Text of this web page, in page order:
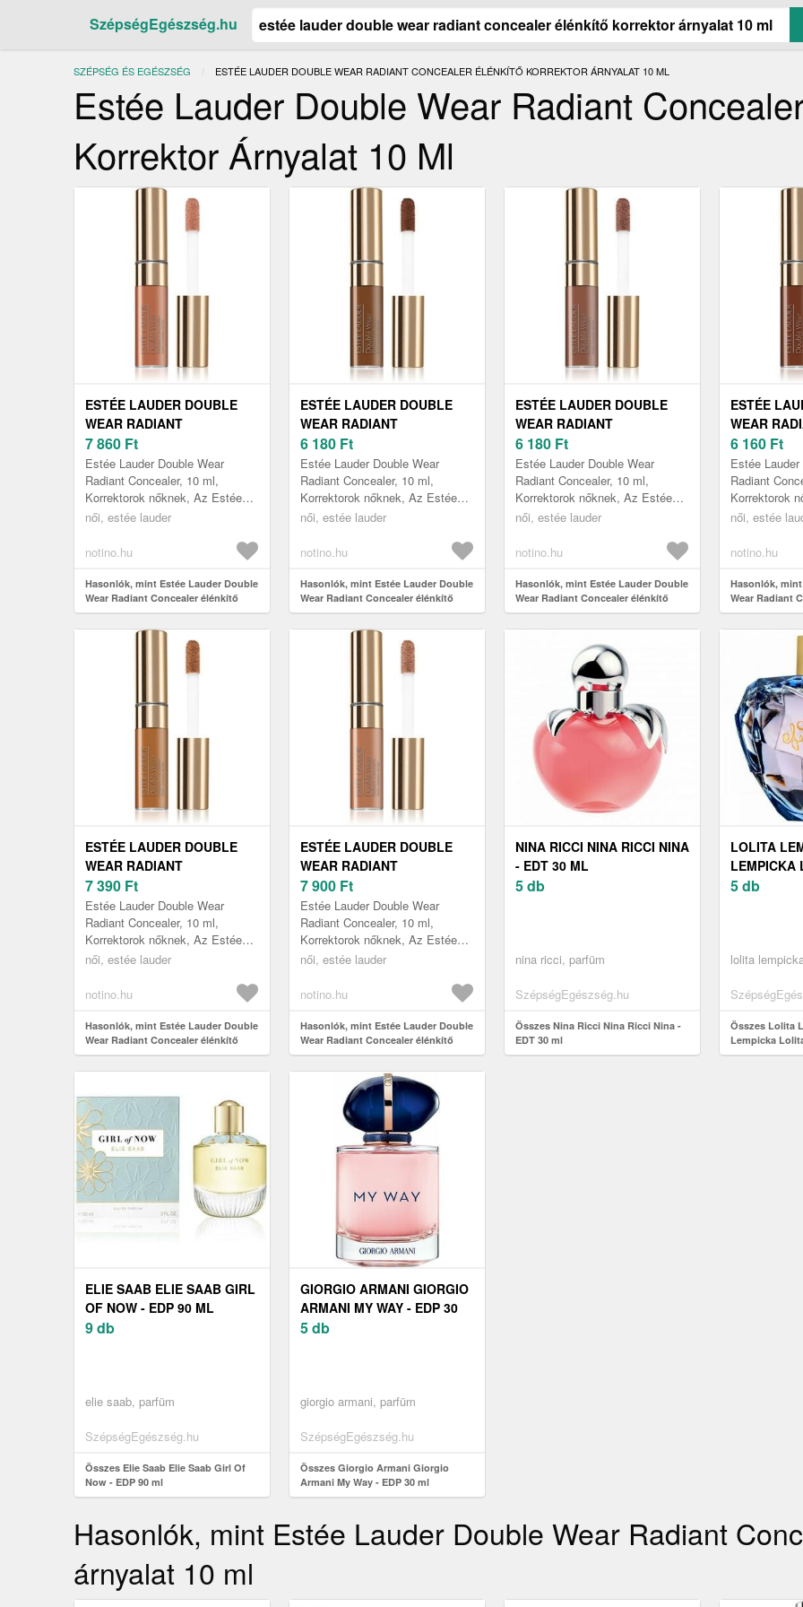
SzépségEgészség.hu
SZÉPSÉG ÉS EGÉSZSÉG JELENLEGI:
ESTÉE LAUDER DOUBLE WEAR RADIANT CONCEALER ÉLÉNKÍTŐ KORREKTOR ÁRNYALAT 10 ML
Estée Lauder Double Wear Radiant
Korrektor Árnyalat 10 Ml
ESTÉE LAUDER DOUBLE
WEAR RADIANT
CONCEALER ÉLÉNKÍTŐ
KORREKTOR ÁRNYALAT 5C
DEEP 10 ML
7 860 Ft
Estée Lauder Double Wear
Radiant Concealer, 10 ml,
Korrektorok nőknek, Az Estée
Lauder Double Wear Radiant
elfedi bőrh...
női, estée lauder
notino.hu
Hasonlók, mint Estée Lauder Double
Wear Radiant Concealer élénkítő
korrektor árnyalat 5C Deep 10 ml
ESTÉE LAUDER DOUBLE
WEAR RADIANT
CONCEALER ÉLÉNKÍTŐ
KORREKTOR ÁRNYALAT 7N
ULTRA DEEP 10 ML
6 180 Ft
Estée Lauder Double Wear
Radiant Concealer, 10 ml,
Korrektorok nőknek, Az Estée
Lauder Double Wear Radiant
elfedi bőrh...
női, estée lauder
notino.hu
Hasonlók, mint Estée Lauder Double
Wear Radiant Concealer élénkítő
korrektor árnyalat 7N Ultra Deep 10
ml
ESTÉE LAUDER DOUBLE
WEAR RADIANT
CONCEALER ÉLÉNKÍTŐ
KORREKTOR ÁRNYALAT 7C
ULTRA DEEP 10 ML
6 180 Ft
Estée Lauder Double Wear
Radiant Concealer, 10 ml,
Korrektorok nőknek, Az Estée
Lauder Double Wear Radiant
elfedi bőrh...
női, estée lauder
notino.hu
Hasonlók, mint Estée Lauder Double
Wear Radiant Concealer élénkítő
korrektor árnyalat 7C Ultra Deep 10
ml
ESTÉE
WEAR
VERY
6 160 Ft
Estée
Radiant
Korrektorok
Lauder
elfedi bőrh...
női, estée
notino.hu
Hasonlók,
Wear Radiant
korrektor
ml
ESTÉE LAUDER DOUBLE
WEAR RADIANT
CONCEALER ÉLÉNKÍTŐ
KORREKTOR ÁRNYALAT 6N
EXTRA DEEP 10 ML
7 390 Ft
Estée Lauder Double Wear
Radiant Concealer, 10 ml,
Korrektorok nőknek, Az Estée
Lauder Double Wear Radiant
elfedi bőrh...
női, estée lauder
notino.hu
Hasonlók, mint Estée Lauder Double
Wear Radiant Concealer élénkítő
korrektor árnyalat 6N Extra Deep 10
ml
ESTÉE LAUDER DOUBLE
WEAR RADIANT
CONCEALER ÉLÉNKÍTŐ
KORREKTOR ÁRNYALAT 6W
EXTRA DEEP 10 ML
7 900 Ft
Estée Lauder Double Wear
Radiant Concealer, 10 ml,
Korrektorok nőknek, Az Estée
Lauder Double Wear Radiant
elfedi bőrh...
női, estée lauder
notino.hu
Hasonlók, mint Estée Lauder Double
Wear Radiant Concealer élénkítő
korrektor árnyalat 6W Extra Deep 10
ml
NINA RICCI NINA RICCI NINA
- EDT 30 ML
5 db
nina ricci, parfüm
SzépségEgészség.hu
Összes Nina Ricci Nina Ricci Nina -
EDT 30 ml
LOLITA
LEMPICKA
LEMPICKA
5 db
lolita
Összes Lolita
Lempicka
ml
ELIE SAAB ELIE SAAB GIRL
OF NOW - EDP 90 ML
9 db
elie saab, parfüm
SzépségEgészség.hu
Összes Elie Saab Elie Saab Girl Of
Now - EDP 90 ml
GIORGIO ARMANI GIORGIO
ARMANI MY WAY - EDP 30
ML
5 db
giorgio armani, parfüm
SzépségEgészség.hu
Összes Giorgio Armani Giorgio
Armani My Way - EDP 30 ml
Hasonlók, mint Estée Lauder Double Wear Radiant
árnyalat 10 ml